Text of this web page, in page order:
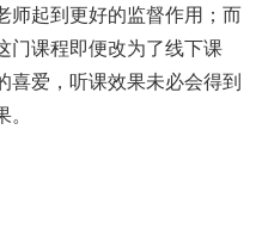
师起到更好的监督作用；而
门课程即便改为了线下课
喜爱，听课效果未必会得到